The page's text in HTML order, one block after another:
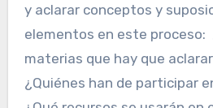
y aclarar conceptos y
elementos en este proceso:
materias que hay que
¿Quiénes han de participar